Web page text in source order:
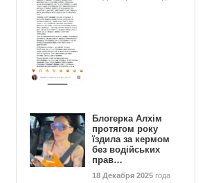
Блогерка Алхім
протягом року
їздила за кермом
без водійських
прав…
18 Декабря 2025 года